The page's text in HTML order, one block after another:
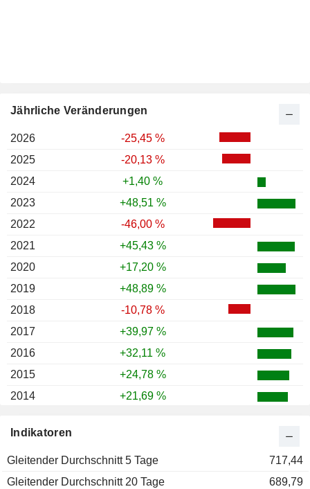
Indikatoren
Gleitender Durchschnitt 5 Tage
717,44
Gleitender Durchschnitt 20 Tage
689,79
Jährliche Veränderungen
2026
-25,45 %
2025
-20,13 %
2024
+1,40 %
2023
+48,51 %
2022
-46,00 %
2021
+45,43 %
2020
+17,20 %
2019
+48,89 %
2018
-10,78 %
2017
+39,97 %
2016
+32,11 %
2015
+24,78 %
2014
+21,69 %
2012
2011
-7,61 %
2010
+35,83 %